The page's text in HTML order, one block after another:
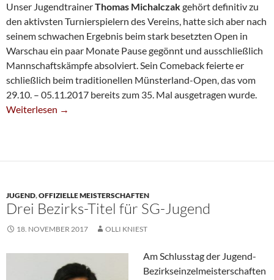
Unser JugendtrainerThomas Michalczakgehört definitiv zu
den aktivsten Turnierspielern des Vereins, hatte sich aber nach
seinem schwachen Ergebnis beim stark besetzten Open in
Warschau ein paar Monate Pause gegönnt und ausschließlich
Mannschaftskämpfe absolviert. Sein Comeback feierte er
schließlich beim traditionellen Münsterland-Open, das vom
29.10. – 05.11.2017 bereits zum 35. Mal ausgetragen wurde.
Erfolgreiches Turnier-Comeback Für Thomas Michalczak
Weiterlesen →
JUGEND,OFFIZIELLE MEISTERSCHAFTEN
Drei Bezirks-Titel für SG-Jugend
18. NOVEMBER 2017 OLLI KNIEST
Am Schlusstag der Jugend-
Be­zirks­ein­zel­meis­ter­schaf­ten